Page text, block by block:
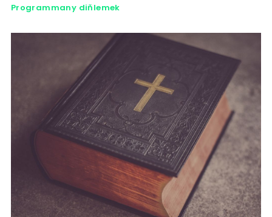
Programmany diňlemek